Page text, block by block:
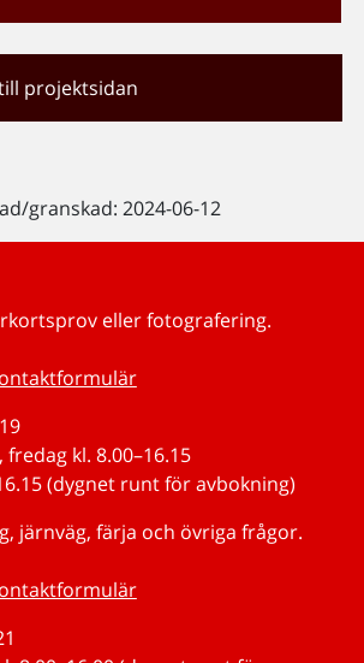
projektsidan
granskad: 2024-06-12
eller fotografering.
kl. 8.00–16.15
(dygnet runt för avbokning)
järnväg, färja och övriga frågor.